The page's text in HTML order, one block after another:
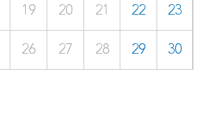
19 20 21 22 23
26 27 28 29 30